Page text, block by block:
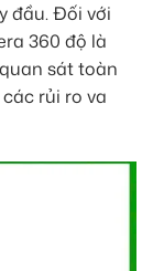
đầu. Đối với
360 độ là
sát toàn
rủi ro va